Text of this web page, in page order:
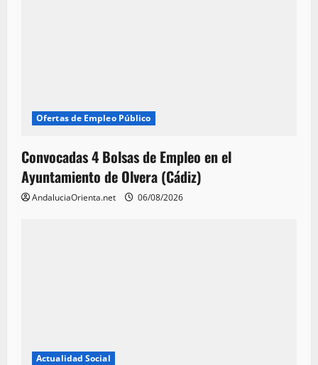
Ofertas de Empleo Público
Convocadas 4 Bolsas de Empleo en el
Ayuntamiento de Olvera (Cádiz)
AndaluciaOrienta.net 06/08/2026
Actualidad Social